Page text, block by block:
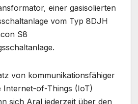
einer gasisolierten
vom Typ 8DJH
S8
von kommunikationsfähiger
Internet-of-Things (IoT)
sich Aral jederzeit über den